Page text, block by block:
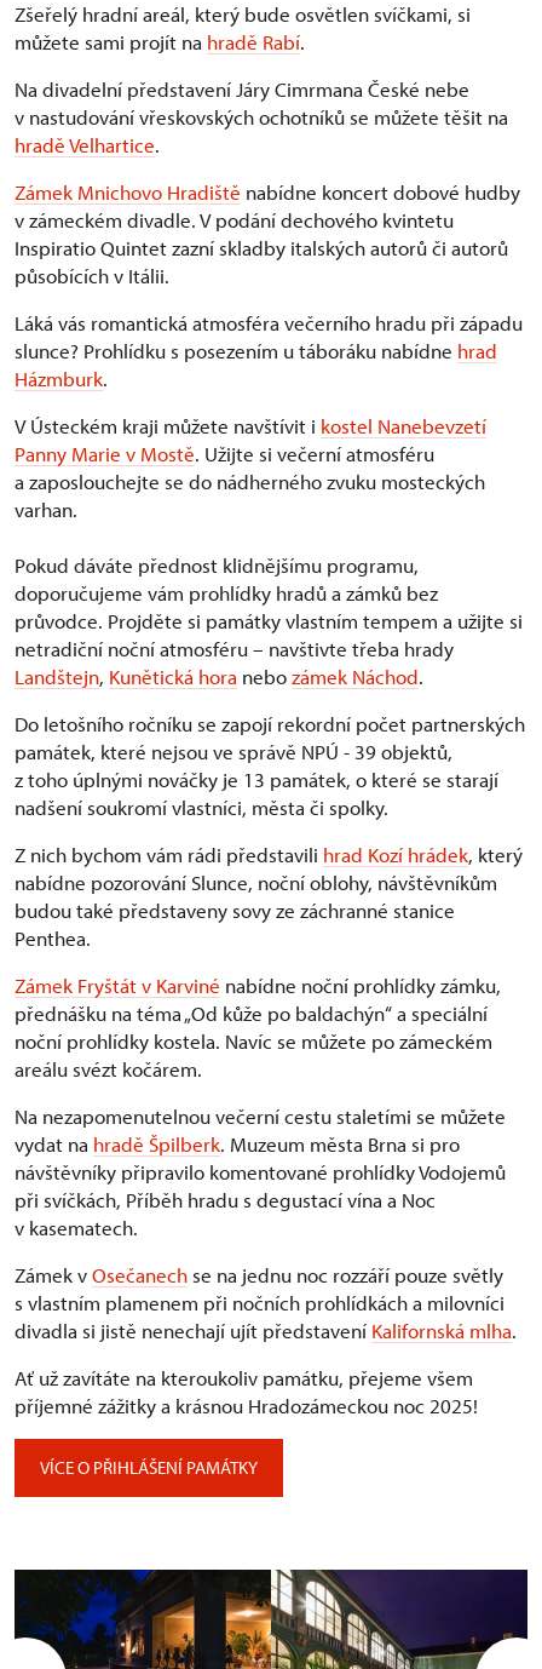
Zšeřelý hradní areál, který bude osvětlen svíčkami, si
můžete sami projít na hradě Rabí.
Na divadelní představení Járy Cimrmana České nebe
v nastudování vřeskovských ochotníků se můžete těšit na
hradě Velhartice.
Zámek Mnichovo Hradiště nabídne koncert dobové hudby
v zámeckém divadle. V podání dechového kvintetu
Inspiratio Quintet zazní skladby italských autorů či autorů
působících v Itálii.
Láká vás romantická atmosféra večerního hradu při západu
slunce? Prohlídku s posezením u táboráku nabídne hrad
Házmburk.
V Ústeckém kraji můžete navštívit i kostel Nanebevzetí
Panny Marie v Mostě. Užijte si večerní atmosféru
a zaposlouchejte se do nádherného zvuku mosteckých
varhan.
Pokud dáváte přednost klidnějšímu programu,
doporučujeme vám prohlídky hradů a zámků bez
průvodce. Projděte si památky vlastním tempem a užijte si
netradiční noční atmosféru – navštivte třeba hrady
Landštejn, Kunětická hora nebozámek Náchod.
Do letošního ročníku se zapojí rekordní počet partnerských
památek, které nejsou ve správě NPÚ - 39 objektů,
z toho úplnými nováčky je 13 památek, o které se starají
nadšení soukromí vlastníci, města či spolky.
Z nich bychom vám rádi představili hrad Kozí hrádek, který
nabídne pozorování Slunce, noční oblohy, návštěvníkům
budou také představeny sovy ze záchranné stanice
Penthea.
Zámek Fryštát v Karviné nabídne noční prohlídky zámku,
přednášku na téma „Od kůže po baldachýn“ a speciální
noční prohlídky kostela. Navíc se můžete po zámeckém
areálu svézt kočárem.
Na nezapomenutelnou večerní cestu staletími se můžete
vydat na hradě Špilberk. Muzeum města Brna si pro
návštěvníky připravilo komentované prohlídky Vodojemů
při svíčkách, Příběh hradu s degustací vína a Noc
v kasematech.
Zámek vOsečanech se na jednu noc rozzáří pouze světly
s vlastním plamenem při nočních prohlídkách a milovníci
divadla si jistě nenechají ujít představení Kalifornská mlha.
Ať už zavítáte na kteroukoliv památku, přejeme všem
příjemné zážitky a krásnou Hradozámeckou noc 2025!
VÍCE O PŘIHLÁŠENÍ PAMÁTKY